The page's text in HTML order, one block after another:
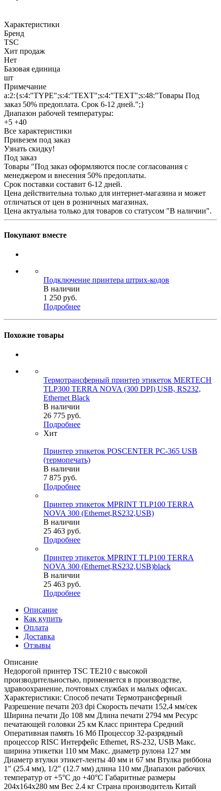
Характеристики
Бренд
TSC
Хит продаж
Нет
Базовая единица
шт
Примечание
a:2:{s:4:"TYPE";s:4:"TEXT";s:4:"TEXT";s:48:"Товары Под
заказ 50% предоплата. Срок 6-12 дней.";}
Диапазон рабочей температуры:
+5 +40
Все характеристики
Привезем под заказ
Узнать скидку!
Под заказ
Товары "Под заказ оформляются после согласования с
менеджером и внесения 50% предоплаты.
Срок поставки составит 6-12 дней.
Цена действительна только для интернет-магазина и может
отличаться от цен в розничных магазинах.
Цена актуальна только для товаров со статусом "В наличии".
Покупают вместе
Подключение принтера штрих-кодов
В наличии
1 250 руб.
Подробнее
Похожие товары
Термотрансферный принтер этикеток MERTECH
TLP300 TERRA NOVA (300 DPI) USB, RS232,
Ethernet Black
В наличии
26 775 руб.
Подробнее
Хит
Принтер этикеток POSCENTER PC-365 USB
(термопечать)
В наличии
7 875 руб.
Подробнее
Принтер этикеток MPRINT TLP100 TERRA
NOVA 300 (Ethernet,RS232,USB)
В наличии
25 463 руб.
Подробнее
Принтер этикеток MPRINT TLP100 TERRA
NOVA 300 (Ethernet,RS232,USB)black
В наличии
25 463 руб.
Подробнее
Описание
Как купить
Оплата
Доставка
Отзывы
Описание
Недорогой принтер TSC TE210 с высокой
производительностью, применяется в производстве,
здравоохранение, почтовых службах и малых офисах.
Характеристики: Способ печати Термотрансферный
Разрешение печати 203 dpi Скорость печати 152,4 мм/сек
Ширина печати До 108 мм Длина печати 2794 мм Ресурс
печатающей головки 25 км Класс принтера Средний
Оперативная память 16 Мб Процессор 32-разрядный
процессор RISC Интерфейс Ethernet, RS-232, USB Макс.
ширина этикетки 110 мм Макс. диаметр рулона 127 мм
Диаметр втулки этикет-ленты 40 мм и 67 мм Втулка риббона
1" (25.4 мм), 1/2" (12.7 мм) длина 110 мм Диапазон рабочих
температур от +5°С до +40°C Габаритные размеры
204х164х280 мм Вес 2.4 кг Страна производитель Китай